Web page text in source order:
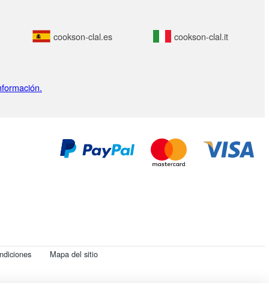
cookson-clal.es cookson-clal.it
Mapa del sitio